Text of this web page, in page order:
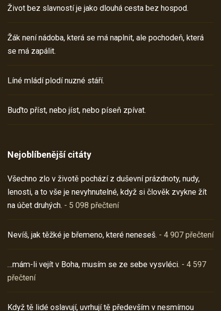
Život bez slavností je jako dlouhá cesta bez hospod.
Žák není nádoba, která se má naplnit, ale pochodeň, která
se má zapálit.
Líné mládí plodí nuzné stáří.
Buďto příst, nebo jíst, nebo píseň zpívat.
Nejoblíbenější citáty
Všechno zlo v životě pochází z duševní prázdnoty, nudy,
lenosti, a to vše je nevyhnutelné, když si člověk zvykne žít
na účet druhých. - 5 098 přečtení
Nevíš, jak těžké je břemeno, které neneseš. - 4 907 přečtení
…mám-li vejít v Boha, musím se ze sebe vysvléci. - 4 597
přečtení
Když tě lidé oslavují, uvrhují tě především v nesmírnou